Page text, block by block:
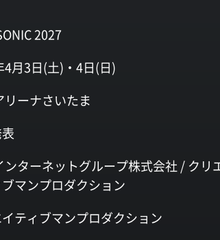
2027
4月3日(土)・4日(日)
リーナさいたま
ンターネットグループ株式会社 / クリ
マンプロダクション
ティブマンプロダクション